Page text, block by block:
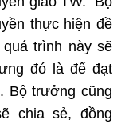
thực hiện đề
trình này sẽ
đó là để đạt
Bộ trưởng cũng
chia sẻ, đồng